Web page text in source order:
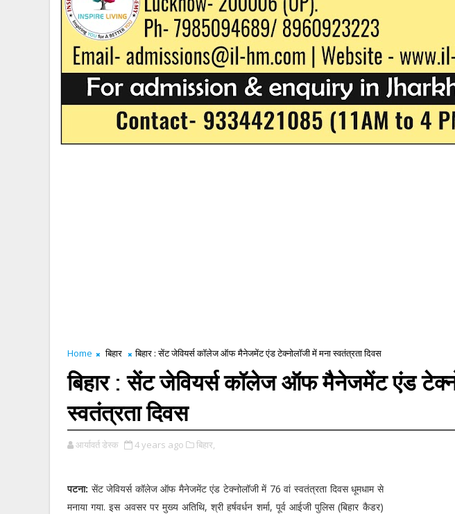
Home बिहार बिहार : सेंट जेवियर्स कॉलेज ऑफ मैनेजमेंट एंड टेक्नोलॉजी में मना स्वतंत्रता दिवस
बिहार : सेंट जेवियर्स कॉलेज ऑफ मैनेजमेंट एंड
स्वतंत्रता दिवस
आर्यावर्त डेस्क 4 years ago बिहार,
पटना: सेंट जेवियर्स कॉलेज ऑफ मैनेजमेंट एंड टेक्नोलॉजी में 76 वां स्वतंत्रता दिवस धूमधाम से
मनाया गया. इस अवसर पर मुख्य अतिथि, श्री हर्षवर्धन शर्मा, पूर्व आईजी पुलिस (बिहार कैडर)